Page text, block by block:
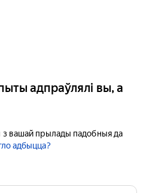
адпраўлялі вы, а
з вашай прылады падобныя да
адбыцца?